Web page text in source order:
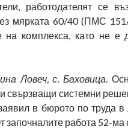
работодателят се
мярката 60/40 (ПМС
на комплекса, като не е
Ловеч, с. Баховица.
системни
в бюрото по труда
започналите работа 52-ма